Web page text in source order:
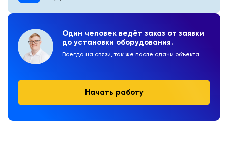
Один человек ведёт заказ от заявки
до установки оборудования.
Всегда на связи, так же после сдачи объекта.
Начать работу